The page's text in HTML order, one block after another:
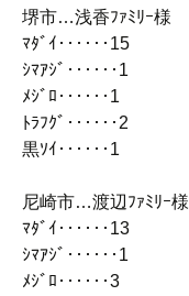
堺市…浅香ﾌｧﾐﾘｰ様
ﾏﾀﾞｲ‥‥‥15
ｼﾏｱｼﾞ‥‥‥1
ﾒｼﾞﾛ‥‥‥1
ﾄﾗﾌｸﾞ‥‥‥2
黒ｿｲ‥‥‥1
尼崎市…渡辺ﾌｧﾐﾘｰ様
ﾏﾀﾞｲ‥‥‥13
ｼﾏｱｼﾞ‥‥‥1
ﾒｼﾞﾛ‥‥‥3